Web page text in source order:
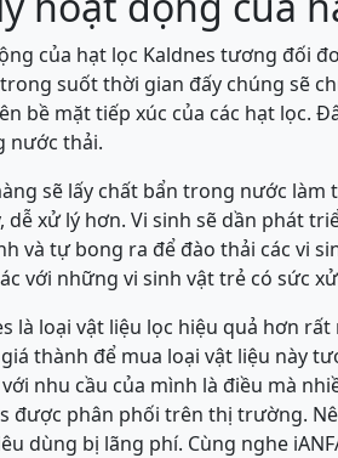
của hạt lọc Kaldnes tương đối
suốt thời gian đấy chúng sẽ
bề mặt tiếp xúc của các hạt lọc.
nước thải.
sẽ lấy chất bẩn trong nước
dễ xử lý hơn. Vi sinh sẽ dần phát
và tự bong ra để đào thải các vi
với những vi sinh vật trẻ có sức
là loại vật liệu lọc hiệu quả hơn
thành để mua loại vật liệu này
nhu cầu của mình là điều mà
được phân phối trên thị trường.
dùng bị lãng phí. Cùng nghe